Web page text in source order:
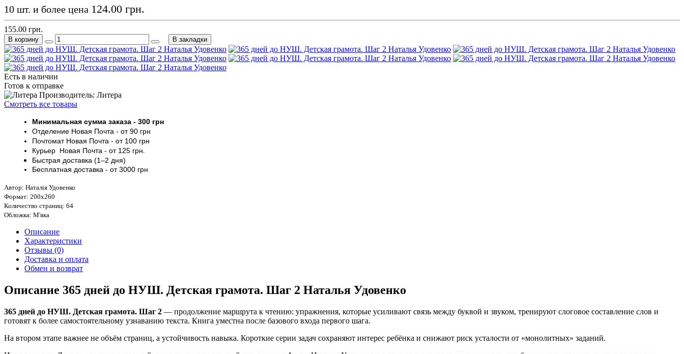
Есть в наличии
Готов к отправке
Производитель: Литера
Смотреть все товары
Минимальная сумма заказа - 300 грн
Отделение Новая Почта - от 90 грн
ПочтоматНовая Почта - от 100 грн
Курьер Новая Почта - от 125 грн.
Быстрая доставка (1–2 дня)
Бесплатная доставка - от 3000 грн
Автор: Наталія Удовенко
Формат: 200х260
Количество страниц: 64
Обложка: М'яка
10 шт. и более цена 124.00 грн.
155.00 грн.
В корзину В закладки
Описание
Характеристики
Отзывы (0)
Доставка и оплата
Обмен и возврат
Описание 365 дней до НУШ. Детская грамота. Шаг 2 Наталья Удовенко
365 дней до НУШ. Детская грамота. Шаг 2 — продолжение маршрута к чтению: упражнения, которые усиливают связь между буквой и звуком, тренируют слоговое составление слов и
готовят к более самостоятельному узнаванию текста. Книга уместна после базового входа первого шага.
На втором этапе важнее не объём страниц, а устойчивость навыка. Короткие серии задач сохраняют интерес ребёнка и снижают риск усталости от «монолитных» заданий.